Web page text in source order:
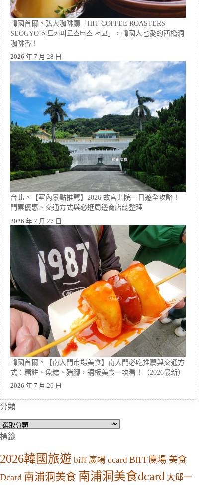
韓國首爾。弘大咖啡廳「HIT COFFEE ROASTERS
SEOGYO 히트커피로스터스 서교」，韓國人也愛的西橋洞
咖啡香！
2026 年 7 月 28 日
台北。【室內景點推薦】2026 故宮北院一日遊全攻略！
門票優惠、交通方式與必逛周邊商店總整理
2026 年 7 月 27 日
韓國首爾。【南大門市場美食】南大門必吃推薦與交通方
式：糖餅、魚糕、豬腳，銅板美食一次看！（2026最新）
2026 年 7 月 26 日
分類
分
類
標籤
2026韓國旅遊 biff 廣場 dcard BIFF廣場 美食
Dcard 南浦洞美食 南浦洞美食dcard 大邱一